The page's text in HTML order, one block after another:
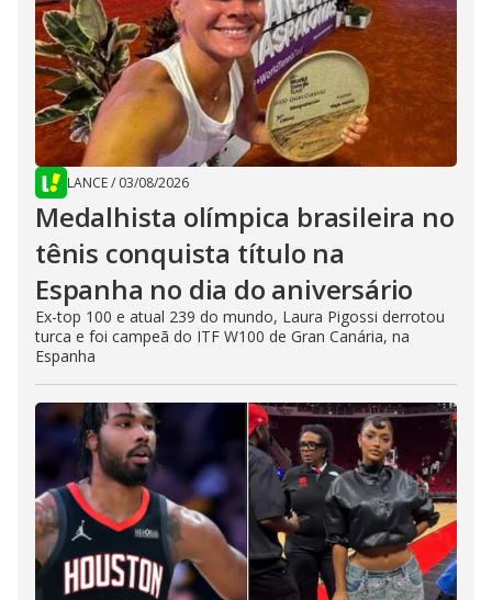
LANCE/ 03/08/2026
Medalhista olímpica brasileira no
tênis conquista título na
Espanha no dia do aniversário
Ex-top 100 e atual 239 do mundo, Laura Pigossi derrotou
turca e foi campeã do ITF W100 de Gran Canária, na
Espanha